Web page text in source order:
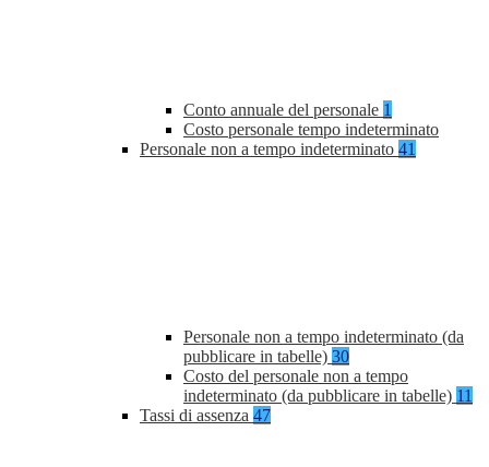
Conto annuale del personale 1
Costo personale tempo indeterminato
Personale non a tempo indeterminato 41
Personale non a tempo indeterminato (da
pubblicare in tabelle) 30
Costo del personale non a tempo
indeterminato (da pubblicare in tabelle) 11
Tassi di assenza 47